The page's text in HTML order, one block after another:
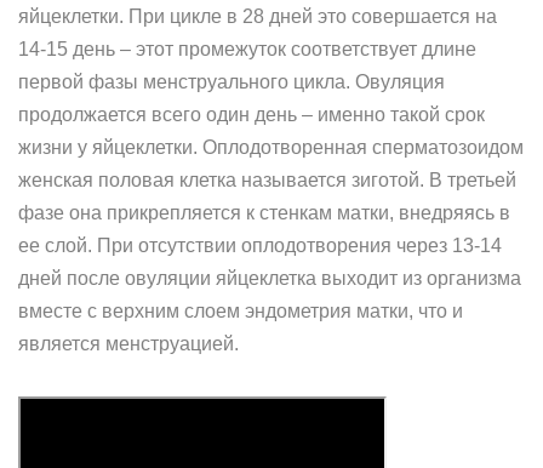
яйцеклетки. При цикле в 28 дней это совершается на
14-15 день – этот промежуток соответствует длине
первой фазы менструального цикла. Овуляция
продолжается всего один день – именно такой срок
жизни у яйцеклетки. Оплодотворенная сперматозоидом
женская половая клетка называется зиготой. В третьей
фазе она прикрепляется к стенкам матки, внедряясь в
ее слой. При отсутствии оплодотворения через 13-14
дней после овуляции яйцеклетка выходит из организма
вместе с верхним слоем эндометрия матки, что и
является менструацией.